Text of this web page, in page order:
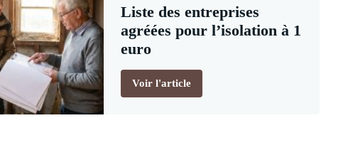
Liste des entreprises
agréées pour l’isolation à 1
euro
Voir l'article